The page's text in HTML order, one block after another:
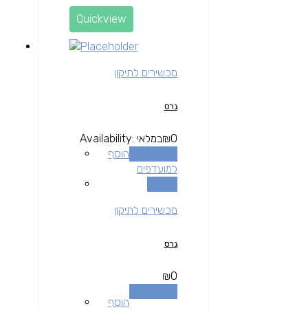
Quickview
מכשירים לתיקון
גרס
₪0
Availability: במלאי
הוסף
למועדפים
מכשירים לתיקון
גרס
₪0
הוסף